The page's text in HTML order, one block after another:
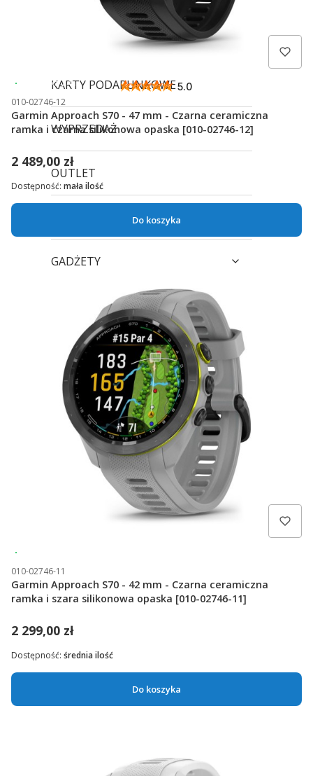
KARTY PODARUNKOWE
WYPRZEDAŻ
OUTLET
GADŻETY
SKLEPY TRIGAR
Wysyłka 24h
5.0
010-02746-12
Garmin Approach S70 - 47 mm - Czarna ceramiczna
ramka i czarna silikonowa opaska [010-02746-12]
2 489,00 zł
Do koszyka
Dostępność: mała ilość
010-02746-11
Garmin Approach S70 - 42 mm - Czarna ceramiczna
ramka i szara silikonowa opaska [010-02746-11]
2 299,00 zł
Do koszyka
Dostępność: średnia ilość